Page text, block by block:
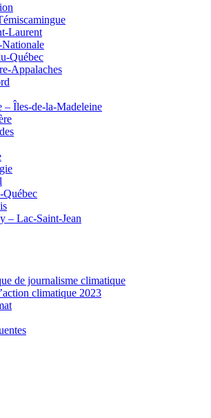
Laurent
Québec
Appalaches
– Îles-de-la-Madeleine
– Lac-Saint-Jean
de journalisme climatique
climatique 2023